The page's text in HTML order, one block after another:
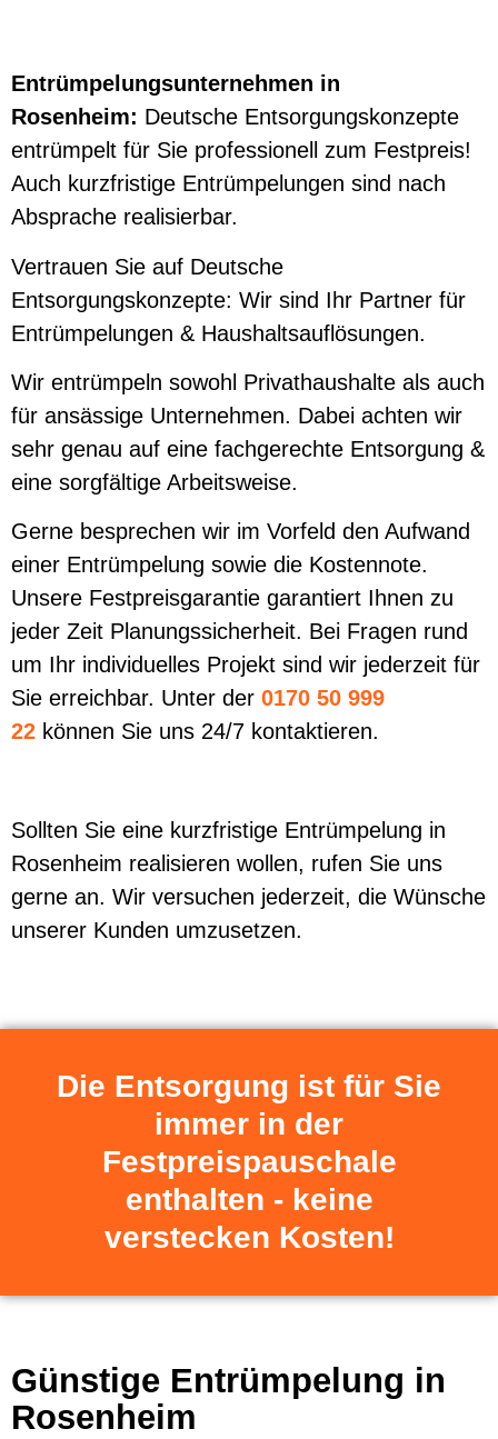
Entrümpelungsunternehmen in
Rosenheim: Deutsche Entsorgungskonzepte
entrümpelt für Sie professionell zum Festpreis!
Auch kurzfristige Entrümpelungen sind nach
Absprache realisierbar.
Vertrauen Sie auf Deutsche
Entsorgungskonzepte: Wir sind Ihr Partner für
Entrümpelungen & Haushaltsauflösungen.
Wir entrümpeln sowohl Privathaushalte als auch
für ansässige Unternehmen. Dabei achten wir
sehr genau auf eine fachgerechte Entsorgung &
eine sorgfältige Arbeitsweise.
Gerne besprechen wir im Vorfeld den Aufwand
einer Entrümpelung sowie die Kostennote.
Unsere Festpreisgarantie garantiert Ihnen zu
jeder Zeit Planungssicherheit. Bei Fragen rund
um Ihr individuelles Projekt sind wir jederzeit für
Sie erreichbar. Unter der 0170 50 999
22 können Sie uns 24/7 kontaktieren.
Sollten Sie eine kurzfristige Entrümpelung in
Rosenheim realisieren wollen, rufen Sie uns
gerne an. Wir versuchen jederzeit, die Wünsche
unserer Kunden umzusetzen.
Die Entsorgung ist für Sie
immer in der
Festpreispauschale
enthalten - keine
verstecken Kosten!
Günstige Entrümpelung in
Rosenheim